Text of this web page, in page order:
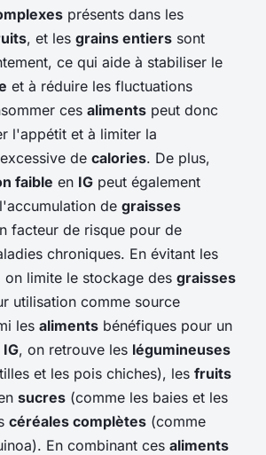
présents dans les
, et les grains entiers sont
ce qui aide à stabiliser le
et à réduire les fluctuations
ces aliments peut donc
l'appétit et à limiter la
de calories. De plus,
faible en IG peut également
de graisses
facteur de risque pour de
chroniques. En évitant les
on limite le stockage des graisses
utilisation comme source
les aliments bénéfiques pour un
, on retrouve les légumineuses
et les pois chiches), les fruits
sucres (comme les baies et les
céréales complètes (comme
En combinant ces aliments